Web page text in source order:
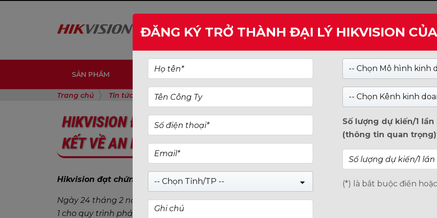
Kiểm tra
SẢN PHẨM SẢN PHẨM DOANH NGHIỆP
Trang chủ Tin tức Hikvision Đạt Chứng Nhận IEC, Khẳng Định Cam Kết Về An Ninh Mạng
HIKVISION ĐẠT CHỨNG NHẬN IEC, KHẲNG ĐỊNH CAM
KẾT VỀ AN NINH MẠNG
Hikvision đạt chứng nhận IEC 62443-4-1 cho quy trình phát triển sản phẩm an toàn
Ngày 24 tháng 2 năm 2025 – Hikvision đã thành công đạt được chứng nhận IEC 62443-4-
1 cho quy trình phát triển vòng đời sản phẩm của mình. IEC 62443-4-1 là tiêu chuẩn an
ĐĂNG KÝ TRỞ THÀNH ĐẠI LÝ HIKVISION
-- Chọn Tỉnh/TP --
-- Chọn Mô hình kinh
-- Chọn Kênh kinh
Số lượng dự kiến/1
(thông tin quan
(*) là bắt buộc điền